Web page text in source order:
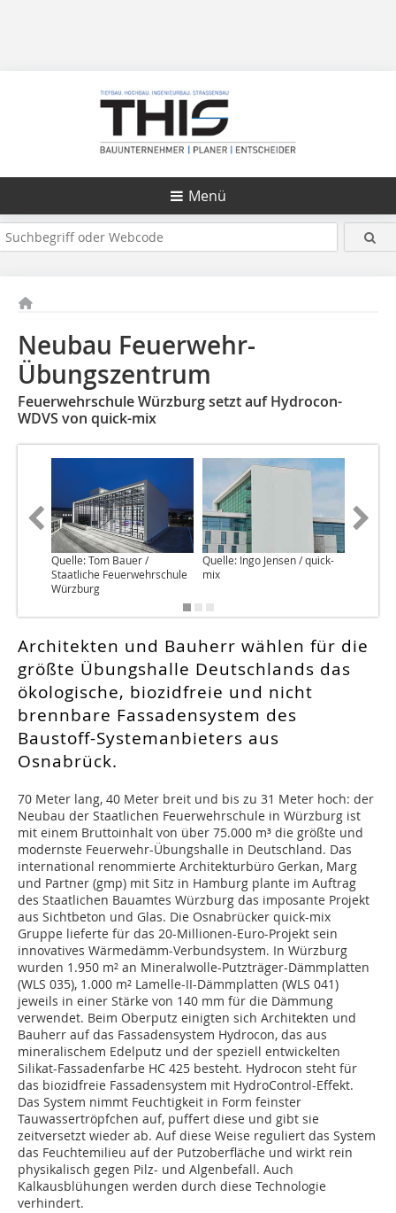
Menü
Neubau Feuerwehr-
Übungszentrum
Feuerwehrschule Würzburg setzt auf Hydrocon-
WDVS von quick-mix
Quelle: Tom Bauer /
Staatliche Feuerwehrschule
Würzburg
Quelle: Ingo Jensen / quick-
mix
Architekten und Bauherr wählen für die
größte Übungshalle Deutschlands das
ökologische, biozidfreie und nicht
brennbare Fassadensystem des
Baustoff-Systemanbieters aus
Osnabrück.
70 Meter lang, 40 Meter breit und bis zu 31 Meter hoch: der
Neubau der Staatlichen Feuerwehrschule in Würzburg ist
mit einem Bruttoinhalt von über 75.000 m³ die größte und
modernste Feuerwehr-Übungshalle in Deutschland. Das
international renommierte Architekturbüro Gerkan, Marg
und Partner (gmp) mit Sitz in Hamburg plante im Auftrag
des Staatlichen Bauamtes Würzburg das imposante Projekt
aus Sichtbeton und Glas. Die Osnabrücker quick-mix
Gruppe lieferte für das 20-Millionen-Euro-Projekt sein
innovatives Wärmedämm-Verbundsystem. In Würzburg
wurden 1.950 m² an Mineralwolle-Putzträger-Dämmplatten
(WLS 035), 1.000 m² Lamelle-II-Dämmplatten (WLS 041)
jeweils in einer Stärke von 140 mm für die Dämmung
verwendet. Beim Oberputz einigten sich Architekten und
Bauherr auf das Fassadensystem Hydrocon, das aus
mineralischem Edelputz und der speziell entwickelten
Silikat-Fassadenfarbe HC 425 besteht. Hydrocon steht für
das biozidfreie Fassadensystem mit HydroControl-Effekt.
Das System nimmt Feuchtigkeit in Form feinster
Tauwassertröpfchen auf, puffert diese und gibt sie
zeitversetzt wieder ab. Auf diese Weise reguliert das System
das Feuchtemilieu auf der Putzoberfläche und wirkt rein
physikalisch gegen Pilz- und Algenbefall. Auch
Kalkausblühungen werden durch diese Technologie
verhindert.